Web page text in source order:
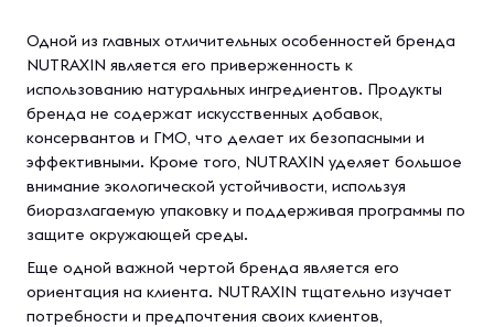
Одной из главных отличительных особенностей бренда
NUTRAXIN является его приверженность к
использованию натуральных ингредиентов. Продукты
бренда не содержат искусственных добавок,
консервантов и ГМО, что делает их безопасными и
эффективными. Кроме того, NUTRAXIN уделяет большое
внимание экологической устойчивости, используя
биоразлагаемую упаковку и поддерживая программы по
защите окружающей среды.
Еще одной важной чертой бренда является его
ориентация на клиента. NUTRAXIN тщательно изучает
потребности и предпочтения своих клиентов,